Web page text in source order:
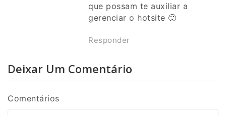
que possam te auxiliar a
gerenciar o hotsite 🙂
Responder
Deixar Um Comentário
Comentários